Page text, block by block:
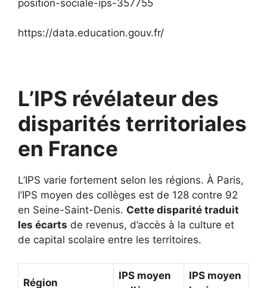
position-sociale-ips-357755
https://data.education.gouv.fr/
L’IPS révélateur des
disparités territoriales
en France
L’IPS varie fortement selon les régions. À Paris,
l’IPS moyen des collèges est de 128 contre 92
en Seine-Saint-Denis. Cette disparité traduit
les écarts de revenus, d’accès à la culture et
de capital scolaire entre les territoires.
Région
IPS moyen
IPS moyen